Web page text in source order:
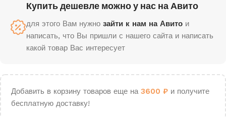
Купить дешевле можно у нас на Авито
для этого Вам нужно зайти к нам на Авито и
написать, что Вы пришли с нашего сайта и написать
какой товар Вас интересует
Добавить в корзину товаров еще на 3600 ₽ и получите
бесплатную доставку!